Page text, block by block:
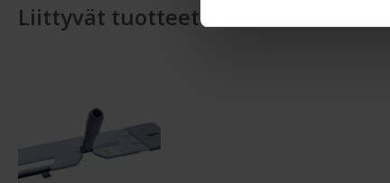
Liittyvät tuotteet